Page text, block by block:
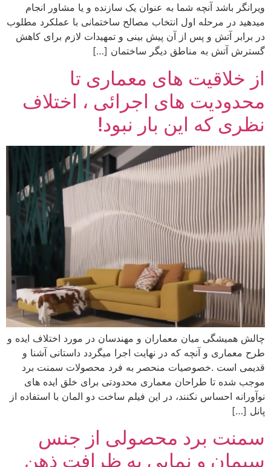
ویرانگر باشد آنچه شما به عنوان یک سازنده و یا مشاور انجام
میدهید در مرحله اول انتخاب مصالح ساختمانی با عملکرد مطلوب
در برابر آتش و پس از آن پیش بینی و تمهیدات لازم برای کاهش
گسترش آتش به مناطق دیگر ساختمان […]
از خلاقیت های معماری تا
محدودیت های اجرائی ، اختلاف
نظری که این بار نبود!
چالش همیشگی میان معماران و مهندسان در مورد اختلاف ایده و
طرح معماری و آنچه که در نهایت اجرا میگردد داستانی آشنا و
قدیمی است .خصوصیات منحصر به فرد محصولات سمنت برد
موجب شده تا طراحان معماری محدودتی برای خلق ایده های
نوآورانه احساس نکنند، در این فیلم ساخت دو المان با استفاده از
پانل […]
سمنت برد محصولی از جنس
سیمان و نمایی به ظرافت ذهن